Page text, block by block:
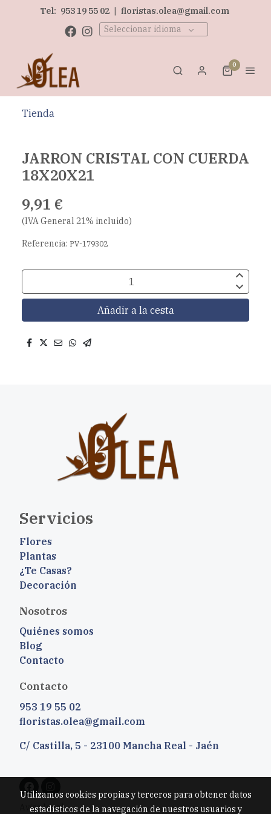
Tel: 953 19 55 02 | floristas.olea@gmail.com
Seleccionar idioma
0
Tienda
JARRON CRISTAL CON CUERDA
18X20X21
9,91 €
(IVA General 21% incluido)
Referencia: PV-179302
Añadir a la cesta
Servicios
Flores
Plantas
¿Te Casas?
Decoración
Nosotros
Quiénes somos
Blog
Contacto
Contacto
953 19 55 02
floristas.olea@gmail.com
C/ Castilla, 5 - 23100 Mancha Real - Jaén
Aviso legal
Utilizamos cookies propias y terceros para obtener datos
estadísticos de la navegación de nuestros usuarios y